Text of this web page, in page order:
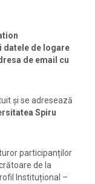
datele de logare
de email cu
și se adresează
Spiru
participanților
de la
Instituțional –